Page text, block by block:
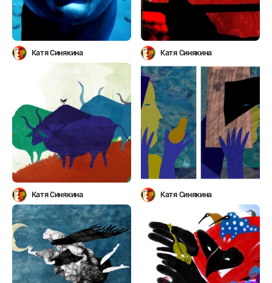
Катя Синякина Катя Синякина
Катя Синякина Катя Синякина